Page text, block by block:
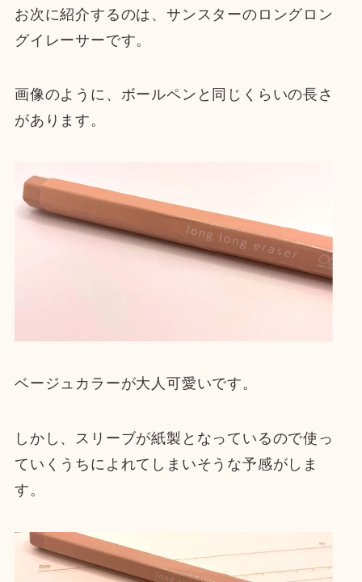
お次に紹介するのは、サンスターのロングロン
グイレーサーです。
画像のように、ボールペンと同じくらいの長さ
があります。
ベージュカラーが大人可愛いです。
しかし、スリーブが紙製となっているので使っ
ていくうちによれてしまいそうな予感がしま
す。